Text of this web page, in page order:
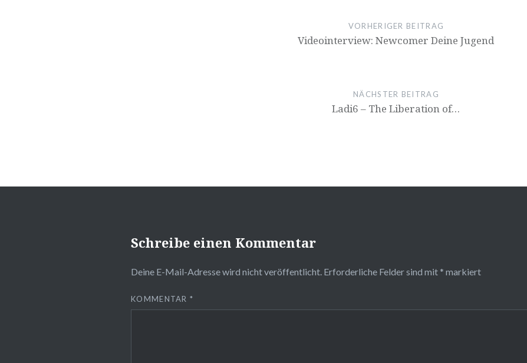
VORHERIGER BEITRAG
Videointerview: Newcomer Deine Jugend
NÄCHSTER BEITRAG
Ladi6 – The Liberation of…
Schreibe einen Kommentar
Deine E-Mail-Adresse wird nicht veröffentlicht. Erforderliche Felder sind mit * markiert
KOMMENTAR*